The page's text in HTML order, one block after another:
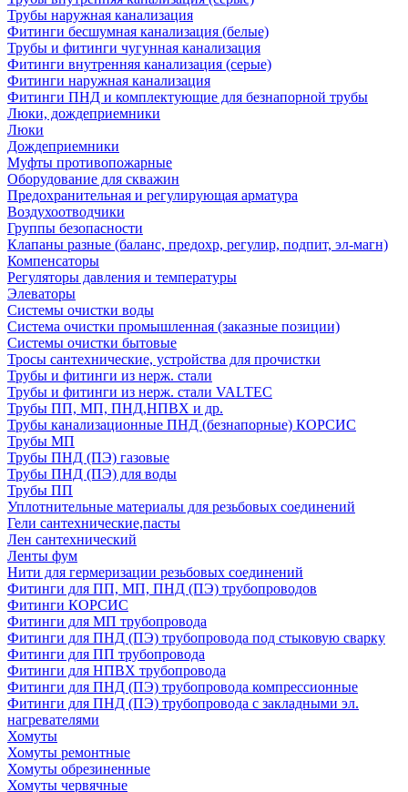
Трубы наружная канализация
Фитинги бесшумная канализация (белые)
Трубы и фитинги чугунная канализация
Фитинги внутренняя канализация (серые)
Фитинги наружная канализация
Фитинги ПНД и комплектующие для безнапорной трубы
Люки, дождеприемники
Люки
Дождеприемники
Муфты противопожарные
Оборудование для скважин
Предохранительная и регулирующая арматура
Воздухоотводчики
Группы безопасности
Клапаны разные (баланс, предохр, регулир, подпит, эл-магн)
Компенсаторы
Регуляторы давления и температуры
Элеваторы
Системы очистки воды
Система очистки промышленная (заказные позиции)
Системы очистки бытовые
Тросы сантехнические, устройства для прочистки
Трубы и фитинги из нерж. стали
Трубы и фитинги из нерж. стали VALTEC
Трубы ПП, МП, ПНД,НПВХ и др.
Трубы канализационные ПНД (безнапорные) КОРСИС
Трубы МП
Трубы ПНД (ПЭ) газовые
Трубы ПНД (ПЭ) для воды
Трубы ПП
Уплотнительные материалы для резьбовых соединений
Гели сантехнические,пасты
Лен сантехнический
Ленты фум
Нити для гермеризации резьбовых соединений
Фитинги для ПП, МП, ПНД (ПЭ) трубопроводов
Фитинги КОРСИС
Фитинги для МП трубопровода
Фитинги для ПНД (ПЭ) трубопровода под стыковую сварку
Фитинги для ПП трубопровода
Фитинги для НПВХ трубопровода
Фитинги для ПНД (ПЭ) трубопровода компрессионные
Фитинги для ПНД (ПЭ) трубопровода с закладными эл.
нагревателями
Хомуты
Хомуты ремонтные
Хомуты обрезиненные
Хомуты червячные